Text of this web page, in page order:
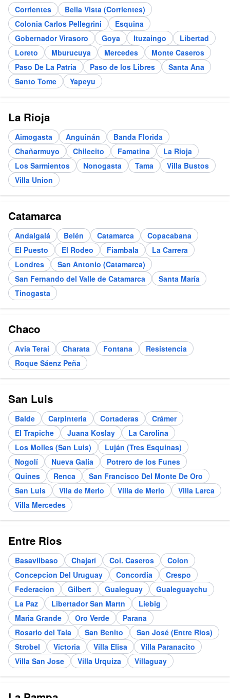
Corrientes
Bella Vista (Corrientes)
Colonia Carlos Pellegrini
Esquina
Gobernador Virasoro
Goya Ituzaingo
Libertad
Loreto
Mburucuya Mercedes
Monte Caseros
Paso De La Patria
Paso de los Libres
Santa Ana
Santo Tome
Yapeyu
La Rioja
Aimogasta Anguinán
Banda Florida
Chañarmuyo
Chilecito Famatina
La Rioja
Los Sarmientos
Nonogasta Tama
Villa Bustos
Villa Union
Catamarca
Andalgalá Belén Catamarca
Copacabana
El Puesto
El Rodeo Fiambala
La Carrera
Londres
San Antonio (Catamarca)
San Fernando del Valle de Catamarca
Santa María
Tinogasta
Chaco
Avia Terai Charata Fontana
Resistencia
Roque Sáenz Peña
San Luis
Balde Carpinteria Cortaderas
Crámer
El Trapiche
Juana Koslay
La Carolina
Los Molles (San Luis)
Luján (Tres Esquinas)
Nogolí
Nueva Galia
Potrero de los Funes
Quines
Renca
San Francisco Del Monte De Oro
San Luis
Vila de Merlo Villa de Merlo
Villa Larca
Villa Mercedes
Entre Rios
Basavilbaso Chajarí Col. Caseros
Colon
Concepcion Del Uruguay
Concordia
Crespo
Federacion
Gilbert Gualeguay
Gualeguaychu
La Paz
Libertador San Martn
Liebig
Maria Grande
Oro Verde
Parana
Rosario del Tala
San Benito
San José (Entre Rios)
Strobel
Victoria Villa Elisa
Villa Paranacito
Villa San Jose
Villa Urquiza Villaguay